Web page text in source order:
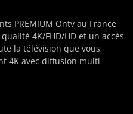
PREMIUM Ontv au France
4K/FHD/HD et un accès
la télévision que vous
4K avec diffusion multi-